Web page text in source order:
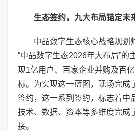
生态签约，九大布局锚定未
中品数字生态核心战略规划
“中品数字生态2026年大布局”的
现1亿用户、百家企业并购及百
标。为实现这一蓝图，现场完成
签约，这一系列签约，标志着中
技术、数据、资本等多维度完成
接。